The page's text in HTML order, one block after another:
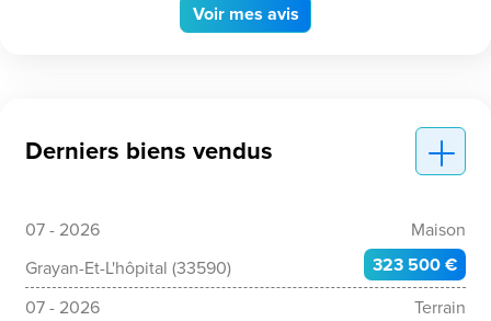
Voir mes avis
Derniers biens vendus
07 - 2026
Maison
Grayan-Et-L'hôpital (33590)
323 500 €
07 - 2026
Terrain